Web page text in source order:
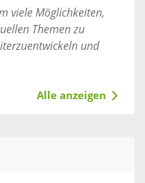
viele Möglichkeiten,
Themen zu
und
Alle anzeigen